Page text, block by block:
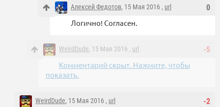
0
Алексей Федотов, 15 Мая 2016 , url
Логично! Согласен.
-5
WeirdDude, 15 Мая 2016 , url
Комментарий скрыт. Нажмите, чтобы
показать.
-2
WeirdDude, 15 Мая 2016 , url